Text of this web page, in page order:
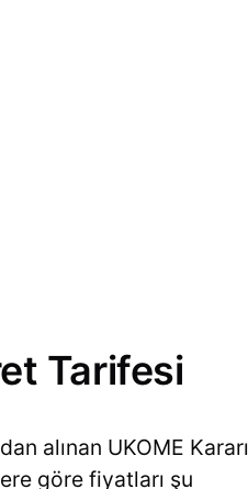
Tarifesi
alınan UKOME Kararı
göre fiyatları şu